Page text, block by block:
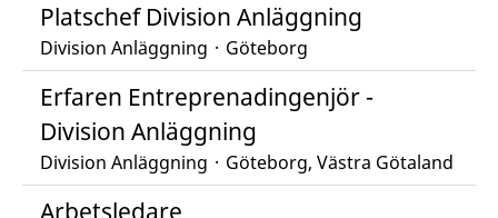
Platschef Division Anläggning
Division Anläggning · Göteborg
Erfaren Entreprenadingenjör -
Division Anläggning
Division Anläggning · Göteborg, Västra Götaland
Arbetsledare